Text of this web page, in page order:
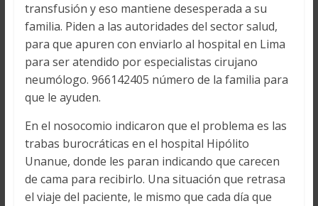
transfusión y eso mantiene desesperada a su
familia. Piden a las autoridades del sector salud,
para que apuren con enviarlo al hospital en Lima
para ser atendido por especialistas cirujano
neumólogo. 966142405 número de la familia para
que le ayuden.
En el nosocomio indicaron que el problema es las
trabas burocráticas en el hospital Hipólito
Unanue, donde les paran indicando que carecen
de cama para recibirlo. Una situación que retrasa
el viaje del paciente, le mismo que cada día que